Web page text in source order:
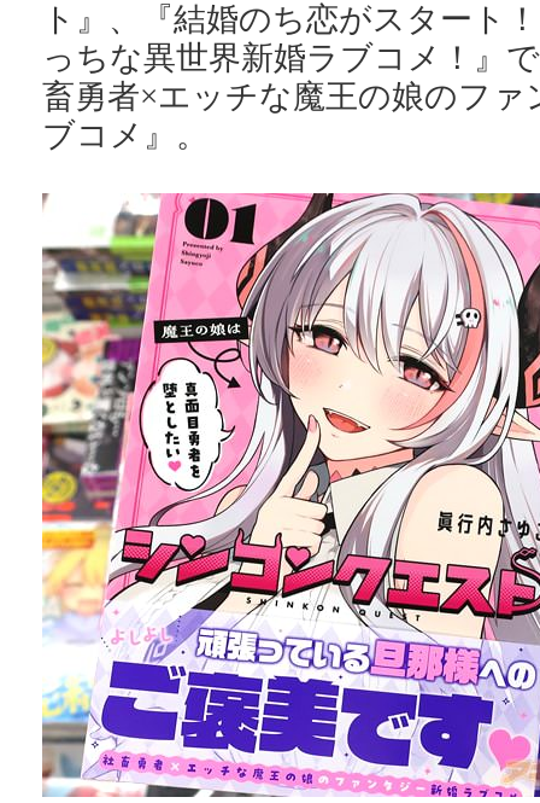
ト』、『結婚のち恋がスタート
っちな異世界新婚ラブコメ！』
畜勇者×エッチな魔王の娘のファ
ブコメ』。